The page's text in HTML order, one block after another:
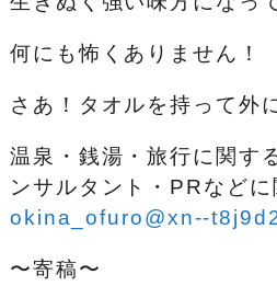
何にも怖くありません！
さあ！タオルを持って外
温泉・銭湯・旅行に関す
ンサルタント・PRなど
okina_ofuro@xn--
〜寄稿〜